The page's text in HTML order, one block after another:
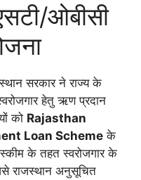
ओबीसी
सरकार ने राज्य के
हेतु ऋण प्रदान
को Rajasthan
Loan Scheme के
स्कीम के तहत स्वरोजगार के
राजस्थान अनुसूचित